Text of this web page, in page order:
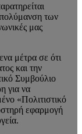
των
μας
μέτρα σε ότι
και την
Συμβούλιο
για να
«Πολιτιστικό
εφαρμογή